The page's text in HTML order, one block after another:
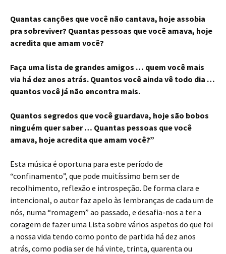
Quantas canções que você não cantava, hoje assobia
pra sobreviver? Quantas pessoas que você amava, hoje
acredita que amam você?
Faça uma lista de grandes amigos … quem você mais
via há dez anos atrás. Quantos você ainda vê todo dia …
quantos você já não encontra mais.
Quantos segredos que você guardava, hoje são bobos
ninguém quer saber … Quantas pessoas que você
amava, hoje acredita que amam você?”
Esta música é oportuna para este período de
“confinamento”, que pode muitíssimo bem ser de
recolhimento, reflexão e introspeção. De forma clara e
intencional, o autor faz apelo às lembranças de cada um de
nós, numa “romagem” ao passado, e desafia-nos a ter a
coragem de fazer uma Lista sobre vários aspetos do que foi
a nossa vida tendo como ponto de partida há dez anos
atrás, como podia ser de há vinte, trinta, quarenta ou